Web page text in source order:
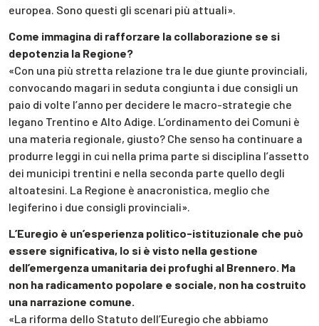
europea. Sono questi gli scenari più attuali».
Come immagina di rafforzare la collaborazione se si
depotenzia la Regione?
«Con una più stretta relazione tra le due giunte provinciali,
convocando magari in seduta congiunta i due consigli un
paio di volte l’anno per decidere le macro-strategie che
legano Trentino e Alto Adige. L’ordinamento dei Comuni è
una materia regionale, giusto? Che senso ha continuare a
produrre leggi in cui nella prima parte si disciplina l’assetto
dei municipi trentini e nella seconda parte quello degli
altoatesini. La Regione è anacronistica, meglio che
legiferino i due consigli provinciali».
L’Euregio è un’esperienza politico-istituzionale che può
essere significativa, lo si è visto nella gestione
dell’emergenza umanitaria dei profughi al Brennero. Ma
non ha radicamento popolare e sociale, non ha costruito
una narrazione comune.
«La riforma dello Statuto dell’Euregio che abbiamo